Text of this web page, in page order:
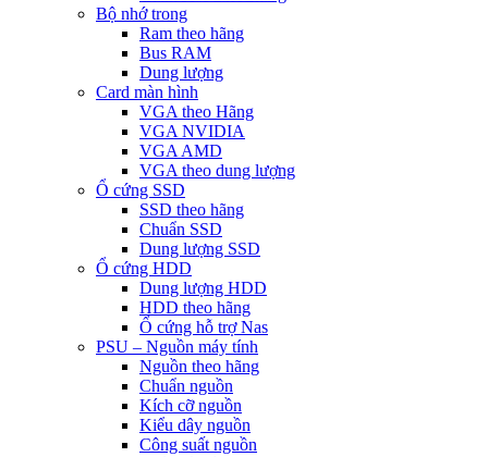
Bộ nhớ trong
Ram theo hãng
Bus RAM
Dung lượng
Card màn hình
VGA theo Hãng
VGA NVIDIA
VGA AMD
VGA theo dung lượng
Ổ cứng SSD
SSD theo hãng
Chuẩn SSD
Dung lượng SSD
Ổ cứng HDD
Dung lượng HDD
HDD theo hãng
Ổ cứng hỗ trợ Nas
PSU – Nguồn máy tính
Nguồn theo hãng
Chuẩn nguồn
Kích cỡ nguồn
Kiểu dây nguồn
Công suất nguồn